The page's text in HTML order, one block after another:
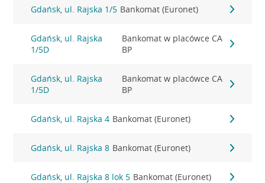
Gdańsk, ul. Rajska 1/5 Bankomat (Euronet)
Gdańsk, ul. Rajska
1/5D
Bankomat w placówce CA
BP
Gdańsk, ul. Rajska
1/5D
Bankomat w placówce CA
BP
Gdańsk, ul. Rajska 4 Bankomat (Euronet)
Gdańsk, ul. Rajska 8 Bankomat (Euronet)
Gdańsk, ul. Rajska 8 lok 5 Bankomat (Euronet)